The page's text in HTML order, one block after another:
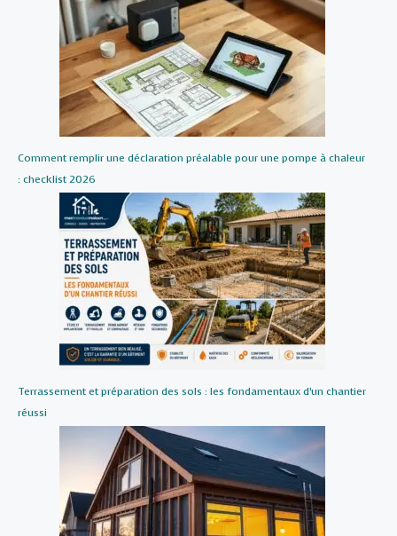
Comment remplir une déclaration préalable pour une pompe à chaleur
: checklist 2026
Terrassement et préparation des sols : les fondamentaux d’un chantier
réussi